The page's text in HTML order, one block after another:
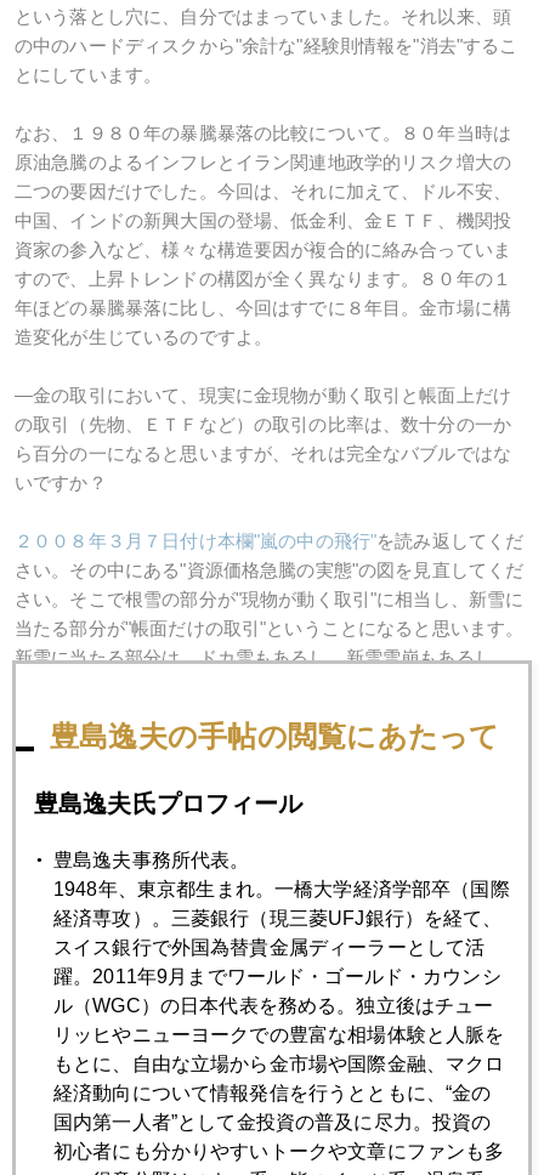
という落とし穴に、自分ではまっていました。それ以来、頭
の中のハードディスクから"余計な"経験則情報を"消去"するこ
とにしています。
なお、１９８０年の暴騰暴落の比較について。８０年当時は
原油急騰のよるインフレとイラン関連地政学的リスク増大の
二つの要因だけでした。今回は、それに加えて、ドル不安、
中国、インドの新興大国の登場、低金利、金ＥＴＦ、機関投
資家の参入など、様々な構造要因が複合的に絡み合っていま
すので、上昇トレンドの構図が全く異なります。８０年の１
年ほどの暴騰暴落に比し、今回はすでに８年目。金市場に構
造変化が生じているのですよ。
―金の取引において、現実に金現物が動く取引と帳面上だけ
の取引（先物、ＥＴＦなど）の取引の比率は、数十分の一か
ら百分の一になると思いますが、それは完全なバブルではな
いですか？
２００８年３月７日付け本欄"嵐の中の飛行"を読み返してくだ
さい。その中にある"資源価格急騰の実態"の図を見直してくだ
さい。そこで根雪の部分が"現物が動く取引"に相当し、新雪に
当たる部分が"帳面だけの取引"ということになると思います。
新雪に当たる部分は、ドカ雪もあるし、新雪雪崩もあるし、
なお、ＥＴＦも大証に上場されている金リンク債を裏付けと
リートが東証に上場を希望している現物拠出型の本来のＥＴ
期保管されているわけです。（個人投資家が小口の現引きを
出来るようなシステムではありませんが、マンションの住民
が各自相応に持つ土地所有権みたいな感覚でしょう）。
それから商品インデックス投資なども"帳面上だけの取引"の範
疇に入ると思います。
さてさて、まだまだ全ての質問に答えられていませんが、今
日のところはここまで。
豊島逸夫の手帖の閲覧にあたって
豊島逸夫氏プロフィール
豊島逸夫事務所代表。
1948年、東京都生まれ。一橋大学経済学部卒（国際
経済専攻）。三菱銀行（現三菱UFJ銀行）を経て、
スイス銀行で外国為替貴金属ディーラーとして活
躍。2011年9月までワールド・ゴールド・カウンシ
ル（WGC）の日本代表を務める。独立後はチュー
リッヒやニューヨークでの豊富な相場体験と人脈を
もとに、自由な立場から金市場や国際金融、マクロ
経済動向について情報発信を行うとともに、“金の
国内第一人者”として金投資の普及に尽力。投資の
初心者にも分かりやすいトークや文章にファンも多